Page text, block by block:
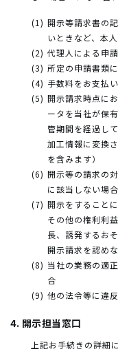
開示等請求書の
いときなど、本
代理人による申
所定の申請書類
手数料をお支払
開示請求時点に
ータを当社が保
管期間を経過し
加工情報に変換
を含みます）
開示等の請求の
に該当しない場合
開示をすること
その他の権利利
長、誘発するお
開示請求を認め
当社の業務の適
合
他の法令等に違
4. 開示担当窓口
上記お手続きの詳細